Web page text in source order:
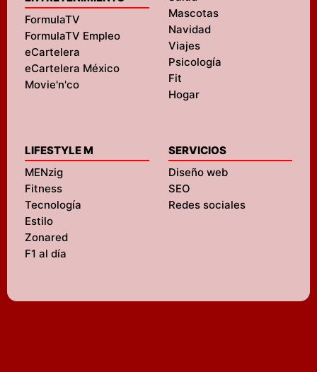
FormulaTV
FormulaTV Empleo
eCartelera
eCartelera México
Movie'n'co
Mascotas
Navidad
Viajes
Psicología
Fit
Hogar
LIFESTYLE M
MENzig
Fitness
Tecnología
Estilo
Zonared
F1 al día
SERVICIOS
Diseño web
SEO
Redes sociales